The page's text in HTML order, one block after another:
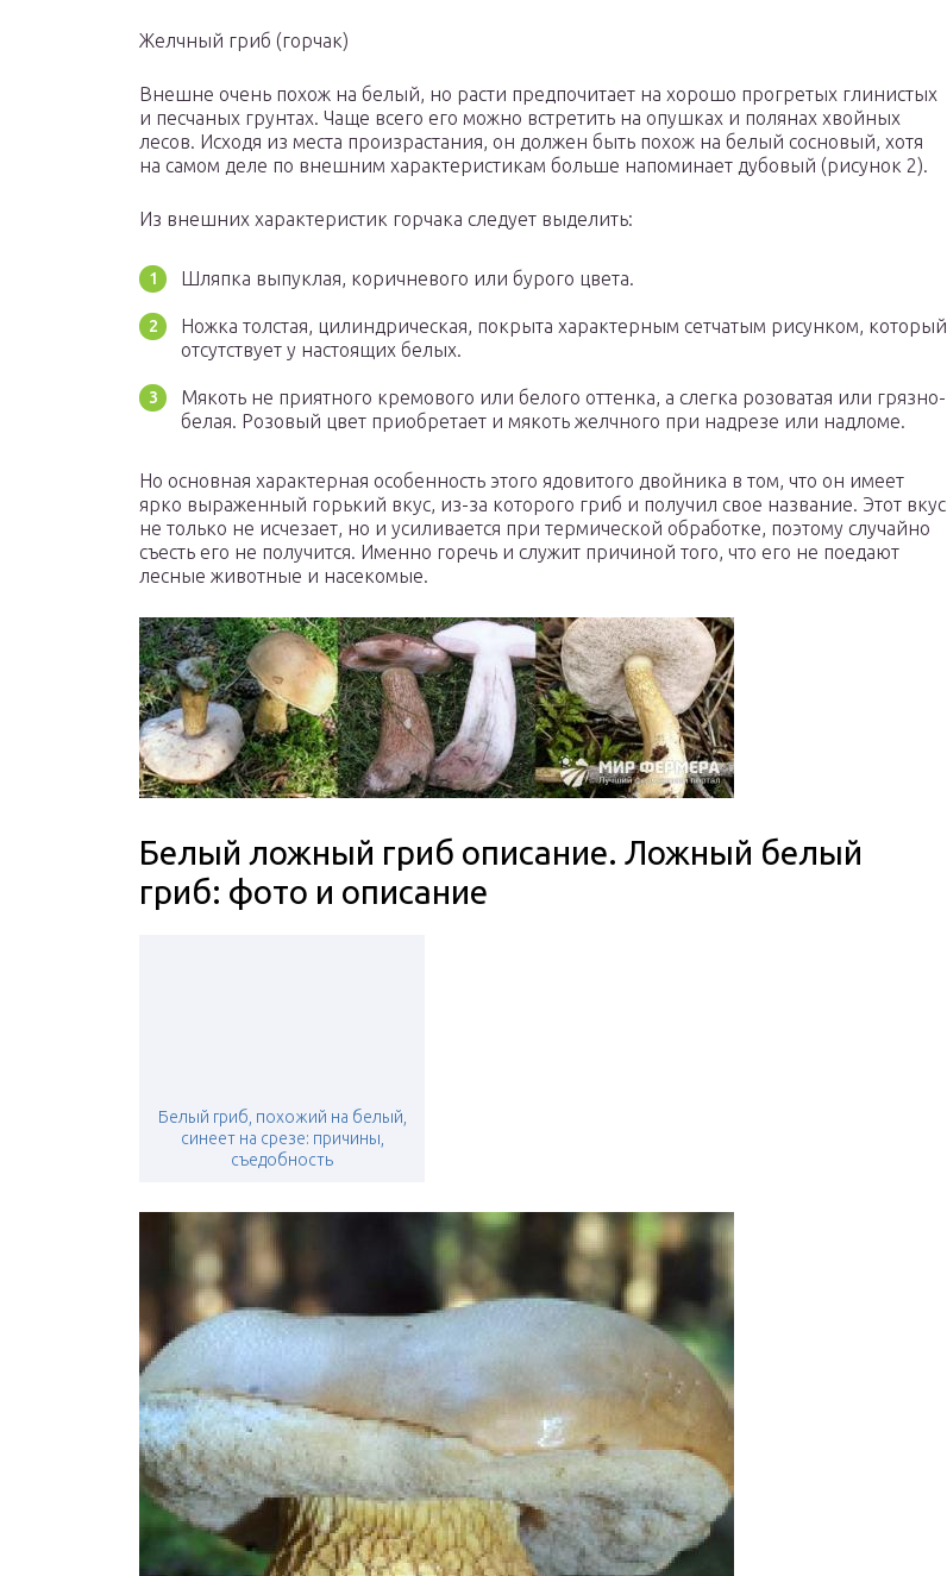
Желчный гриб (горчак)
Внешне очень похож на белый, но расти предпочитает на хорошо прогретых глинистых
и песчаных грунтах. Чаще всего его можно встретить на опушках и полянах хвойных
лесов. Исходя из места произрастания, он должен быть похож на белый сосновый, хотя
на самом деле по внешним характеристикам больше напоминает дубовый (рисунок 2).
Из внешних характеристик горчака следует выделить:
Шляпка выпуклая, коричневого или бурого цвета.
Ножка толстая, цилиндрическая, покрыта характерным сетчатым рисунком, который
отсутствует у настоящих белых.
Мякоть не приятного кремового или белого оттенка, а слегка розоватая или грязно-
белая. Розовый цвет приобретает и мякоть желчного при надрезе или надломе.
Но основная характерная особенность этого ядовитого двойника в том, что он имеет
ярко выраженный горький вкус, из-за которого гриб и получил свое название. Этот вкус
не только не исчезает, но и усиливается при термической обработке, поэтому случайно
съесть его не получится. Именно горечь и служит причиной того, что его не поедают
лесные животные и насекомые.
Белый ложный гриб описание. Ложный белый
гриб: фото и описание
Белый гриб, похожий на белый,
синеет на срезе: причины,
съедобность